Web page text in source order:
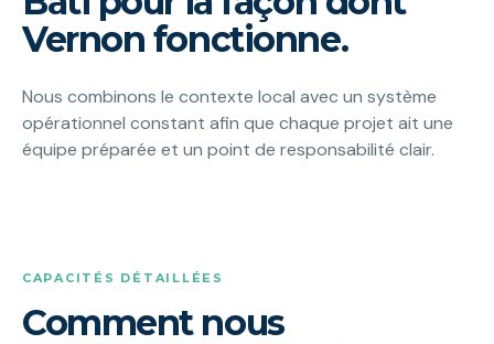
Vernon fonctionne.
Nous combinons le contexte local avec un système
opérationnel constant afin que chaque projet ait une
équipe préparée et un point de responsabilité clair.
CAPACITÉS DÉTAILLÉES
Comment nous